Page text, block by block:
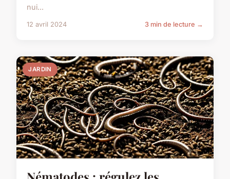
nui...
12 avril 2024 3 min de lecture →
JARDIN